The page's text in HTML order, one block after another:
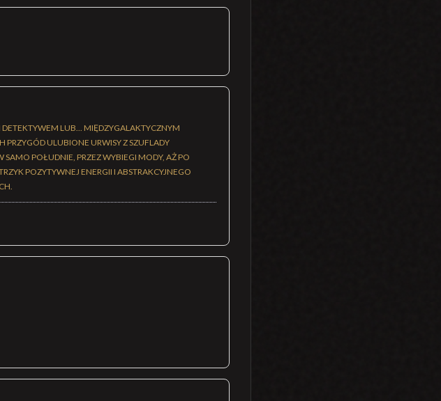
LUB... MIĘDZYGALAKTYCZNYM
ULUBIONE URWISY Z SZUFLADY
POŁUDNIE, PRZEZ WYBIEGI MODY, AŻ PO
POZYTYWNEJ ENERGII I ABSTRAKCYJNEGO